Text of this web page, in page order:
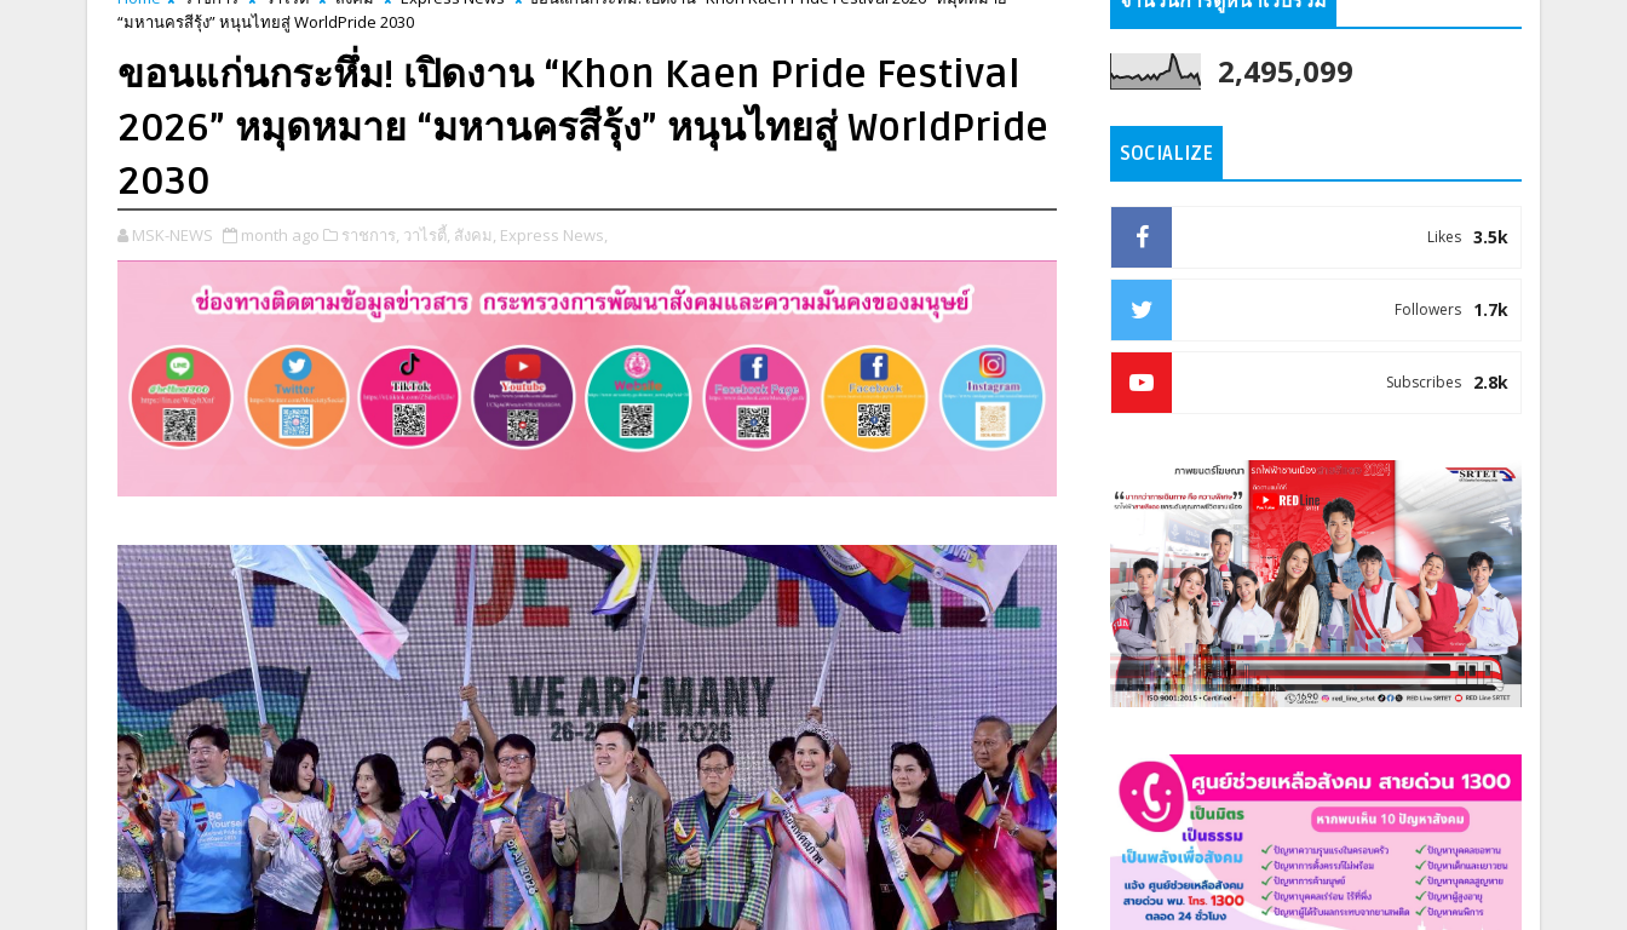
“มหานครสีรุ้ง” หนุนไทยสู่ WorldPride 2030
ขอนแก่นกระหึ่ม! เปิดงาน “Khon Kaen Pride Festival
2026” หมุดหมาย “มหานครสีรุ้ง” หนุนไทยสู่ WorldPride
2030
MSK-NEWS month ago ราชการ, วาไรตี้, สังคม, Express News,
2,495,099
SOCIALIZE
3.5k
Likes
1.7k
Followers
2.8k
Subscribes